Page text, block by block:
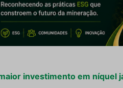
investimento em níquel